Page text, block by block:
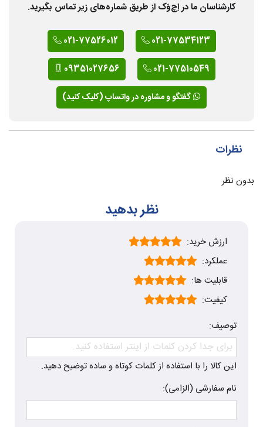
کارشناسان ما در اِچ‌وَک از طریق شماره‌های زیر تماس بگیرید.
021-77534123
021-77526012
021-77510549
09351027656
گفتگو و مشاوره در واتساپ (کلیک کنید)
نظرات
بدون نظر
نظر بدهید
ارزش خرید:
عملکرد:
قابلیت ها:
کیفیت:
توصیف:
این کالا را با استفاده از کلمات کوتاه و ساده توضیح دهید.
نام سفارشی (الزامی):